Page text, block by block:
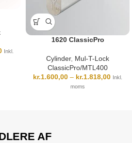
Inkl.
1620 ClassicPro
Cylinder, Mul-T-Lock
ClassicPro/MTL400
kr.1.600,00 – kr.1.818,00 Inkl.
moms
AF